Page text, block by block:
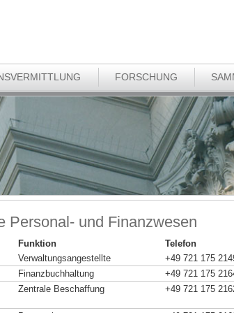
FORSCHUNG
Personal- und Finanzwesen
Funktion
Telefon
Verwaltungsangestellte
+49 721 175
Finanzbuchhaltung
+49 721 175
Zentrale Beschaffung +49 721 175